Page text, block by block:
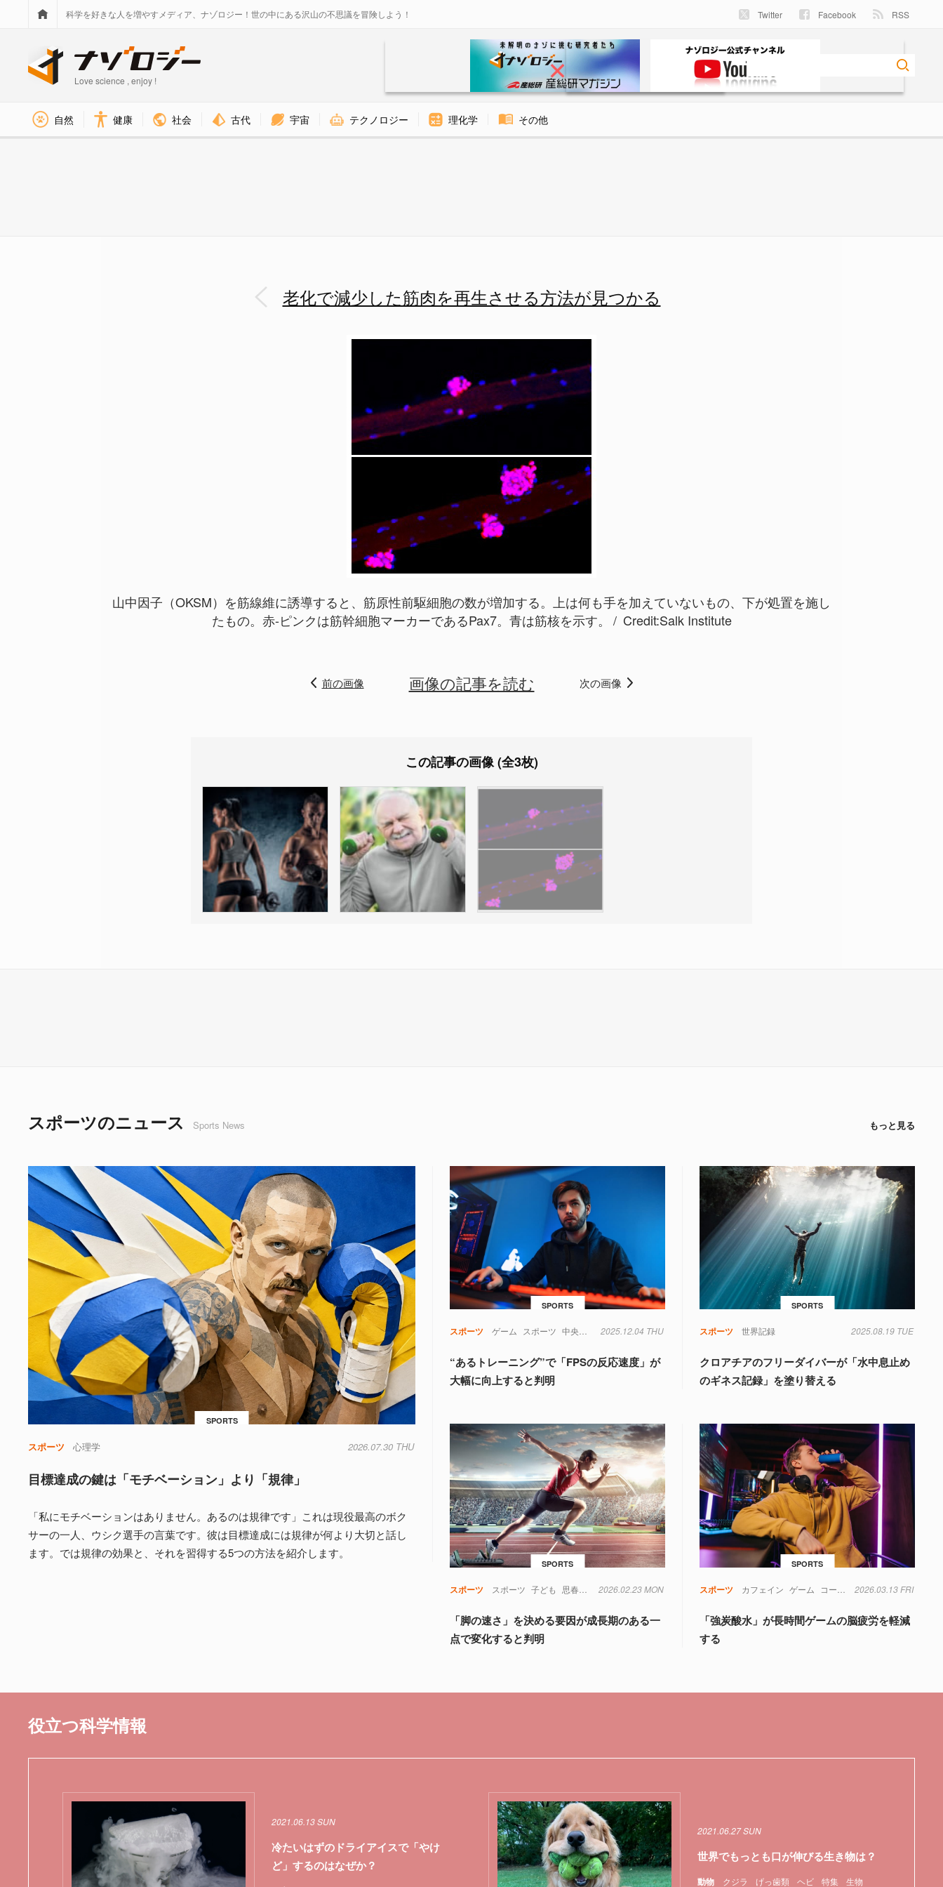
科学を好きな人を増やすメディア、ナゾロジー！世の中にある沢山の不思議を冒険しよう！ Twitter Facebook RSS
Love science , enjoy !
自然 健康 社会 古代 宇宙 テクノロジー 理化学 その他
老化で減少した筋肉を再生させる方法が見つかる
山中因子（OKSM）を筋線維に誘導すると、筋原性前駆細胞の数が増加する。上は何も手を加えていないもの、下が処置を施し
たもの。赤-ピンクは筋幹細胞マーカーであるPax7。青は筋核を示す。
Credit:Salk Institute
前の画像 画像の記事を読む 次の画像
この記事の画像 (全3枚)
スポーツのニュース Sports News もっと見る
SPORTS
スポーツ 心理学 2026.07.30 THU
目標達成の鍵は「モチベーション」より「規律」
「私にモチベーションはありません。あるのは規律です」これは現役最高のボク
サーの一人、ウシク選手の言葉です。彼は目標達成には規律が何より大切と話し
ます。では規律の効果と、それを習得する5つの方法を紹介します。
SPORTS
スポーツ ゲーム スポーツ 中央値 実験 注意力 脳 脳波
2025.12.04 THU
“あるトレーニング”で「FPSの反応速度」が
大幅に向上すると判明
SPORTS
スポーツ 世界記録 2025.08.19 TUE
クロアチアのフリーダイバーが「水中息止め
のギネス記録」を塗り替える
SPORTS
スポーツ スポーツ 子ども 思春期 筋肉
2026.02.23 MON
「脚の速さ」を決める要因が成長期のある一
点で変化すると判明
SPORTS
スポーツ カフェイン ゲーム コーヒー サッカー スポーツ
2026.03.13 FRI
「強炭酸水」が長時間ゲームの脳疲労を軽減
する
役立つ科学情報
2021.06.13 SUN
冷たいはずのドライアイスで「やけ
ど」するのはなぜか？
動物 クジラ げっ歯類 ヘビ 特集 生物
2021.06.27 SUN
世界でもっとも口が伸びる生き物は？